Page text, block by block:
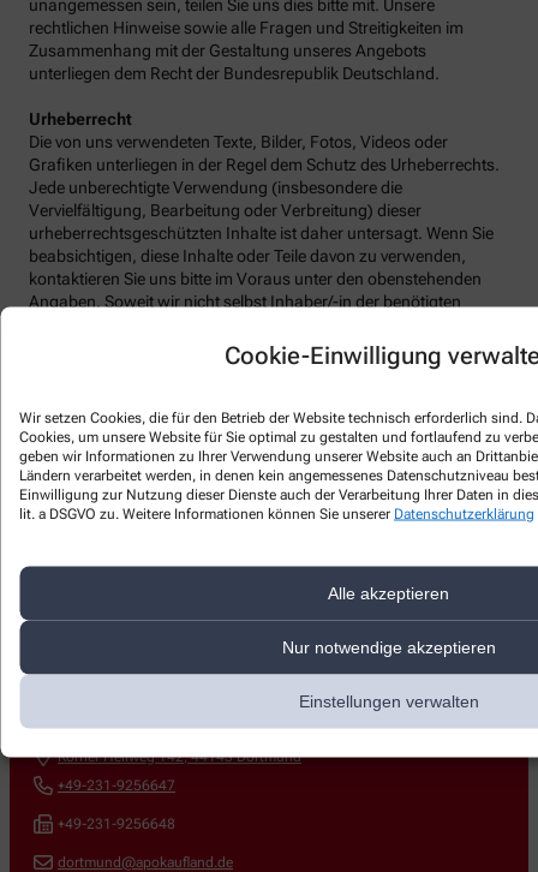
Cookie-Einwilligung
Wir setzen Cookies, die für den Betrieb der Website technisch erforderlich sind.
Cookies, um unsere Website für Sie optimal zu gestalten und fortlaufend zu
geben wir Informationen zu Ihrer Verwendung unserer Website auch an
Ländern verarbeitet werden, in denen kein angemessenes Datenschutzniveau
Einwilligung zur Nutzung dieser Dienste auch der Verarbeitung Ihrer Daten in
lit. a DSGVO zu. Weitere Informationen können Sie unserer Datenschutzerklärung
Alle akzeptieren
Nur notwendige akzeptieren
Einstellungen verwalten
unangemessen sein, teilen Sie uns dies bitte mit. Unsere
rechtlichen Hinweise sowie alle Fragen und Streitigkeiten im
Zusammenhang mit der Gestaltung unseres Angebots
unterliegen dem Recht der Bundesrepublik Deutschland.
Urheberrecht
Die von uns verwendeten Texte, Bilder, Fotos, Videos oder
Grafiken unterliegen in der Regel dem Schutz des Urheberrechts.
Jede unberechtigte Verwendung (insbesondere die
Vervielfältigung, Bearbeitung oder Verbreitung) dieser
urheberrechtsgeschützten Inhalte ist daher untersagt. Wenn Sie
beabsichtigen, diese Inhalte oder Teile davon zu verwenden,
kontaktieren Sie uns bitte im Voraus unter den obenstehenden
Angaben. Soweit wir nicht selbst Inhaber/-in der benötigten
uns, einen Kontakt zum Berechtigten zu vermitteln.
Dieses Impressum gilt auch für unsere Social Media-Profile.
Bildnachweise
Alle Bildnachweise finden Siehier
Apotheke im Kaufland Körne
Körner Hellweg 142,44143 Dortmund
+49-231-9256647
+49-231-9256648
dortmund@apokaufland.de